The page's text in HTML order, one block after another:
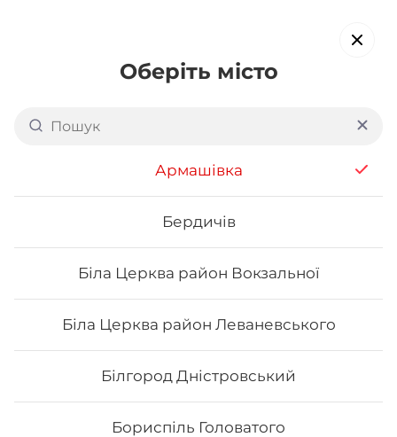
Оберіть місто
Армашівка
Бердичів
Біла Церква район Вокзальної
Біла Церква район Леваневського
Білгород Дністровський
Бориспіль Головатого
Інгульському районі
Миколаєва
обирайте страви, які вам подобаються про все інше ми
подбаємо
Акція тижня Сети
Футомаки